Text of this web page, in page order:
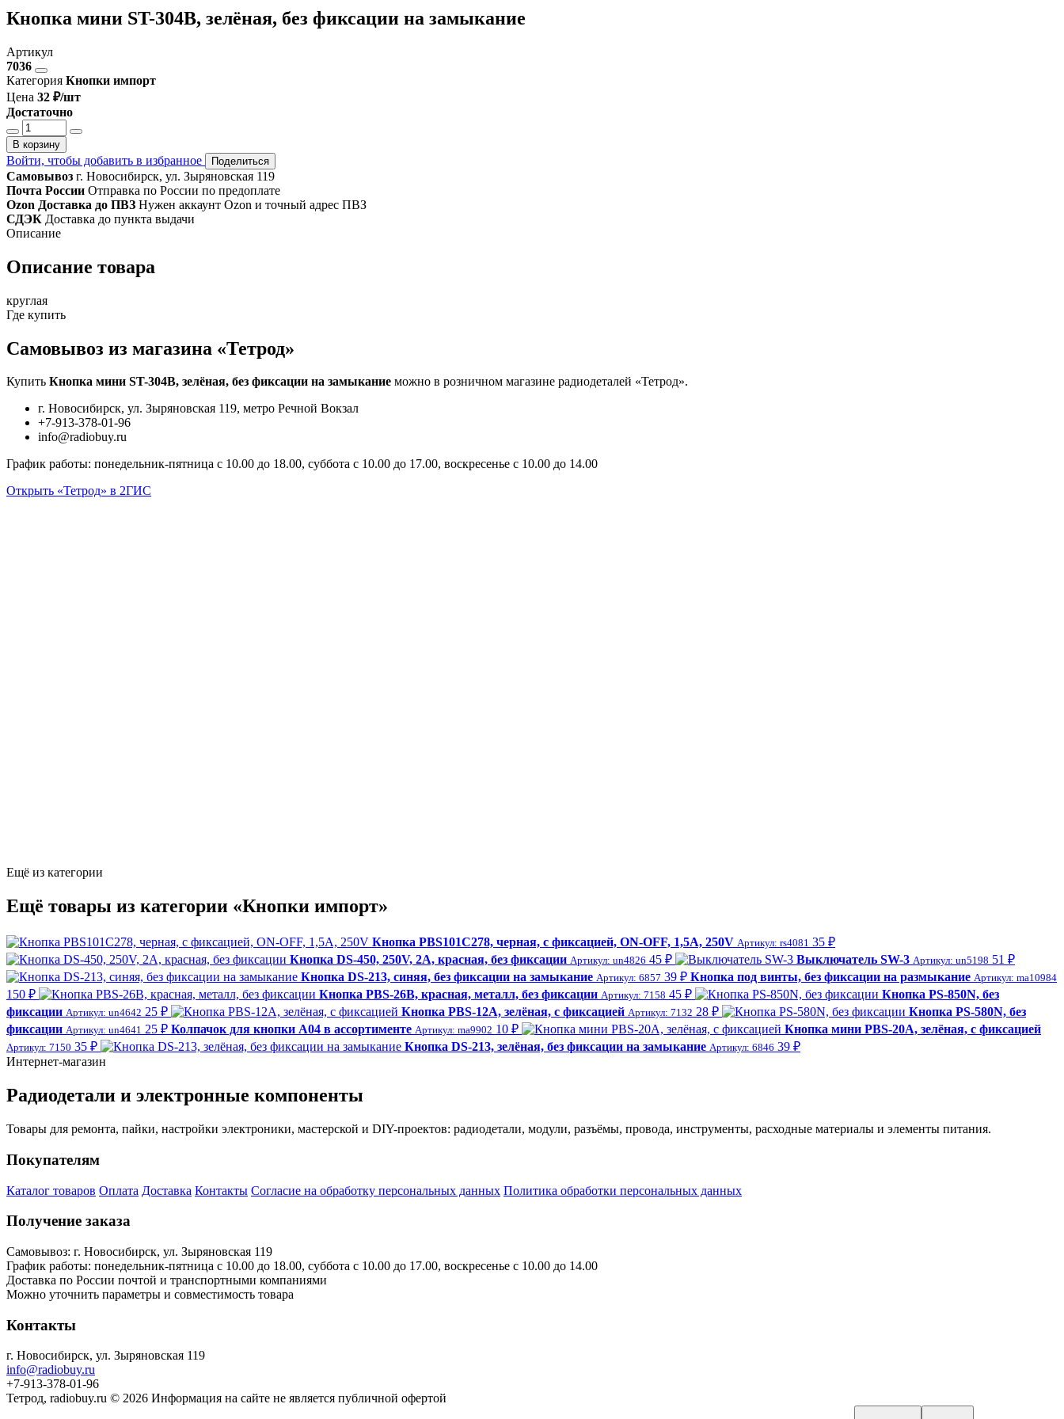
Кнопка мини ST-304B, зелёная, без фиксации на замыкание
Артикул
7036
Категория Кнопки импорт
Цена 32 ₽/шт
Достаточно
В корзину
Войти, чтобы добавить в избранное Поделиться
Самовывоз г. Новосибирск, ул. Зыряновская 119
Почта России Отправка по России по предоплате
Ozon Доставка до ПВЗ Нужен аккаунт Ozon и точный адрес ПВЗ
СДЭК Доставка до пункта выдачи
Описание
Описание товара
круглая
Где купить
Самовывоз из магазина «Тетрод»
Купить Кнопка мини ST-304B, зелёная, без фиксации на замыкание можно в розничном магазине радиодеталей «Тетрод».
г. Новосибирск, ул. Зыряновская 119, метро Речной Вокзал
+7-913-378-01-96
info@radiobuy.ru
График работы: понедельник-пятница с 10.00 до 18.00, суббота с 10.00 до 17.00, воскресенье с 10.00 до 14.00
Открыть «Тетрод» в 2ГИС
Ещё из категории
Ещё товары из категории «Кнопки импорт»
Кнопка PBS101C278, черная, с фиксацией, ON-OFF, 1,5А, 250V Артикул: rs4081 35 ₽
Кнопка DS-450, 250V, 2A, красная, без фиксации Артикул: un4826 45 ₽ Выключатель SW-3 Артикул: un5198 51 ₽
Кнопка DS-213, синяя, без фиксации на замыкание Артикул: 6857 39 ₽ Кнопка под винты, без фиксации на размыкание Артикул: ma10984
150 ₽ Кнопка PBS-26B, красная, металл, без фиксации Артикул: 7158 45 ₽
Кнопка PS-850N, без
фиксации Артикул: un4642 25 ₽ Кнопка PBS-12A, зелёная, с фиксацией Артикул: 7132 28 ₽
Кнопка PS-580N, без
фиксации Артикул: un4641 25 ₽ Колпачок для кнопки A04 в ассортименте Артикул: ma9902 10 ₽ Кнопка мини PBS-20A, зелёная, с фиксацией
Артикул: 7150 35 ₽ Кнопка DS-213, зелёная, без фиксации на замыкание Артикул: 6846 39 ₽
Интернет-магазин
Радиодетали и электронные компоненты
Товары для ремонта, пайки, настройки электроники, мастерской и DIY-проектов: радиодетали, модули, разъёмы, провода, инструменты, расходные материалы и элементы питания.
Покупателям
Каталог товаров Оплата Доставка Контакты Согласие на обработку персональных данных Политика обработки персональных данных
Получение заказа
Самовывоз: г. Новосибирск, ул. Зыряновская 119
График работы: понедельник-пятница с 10.00 до 18.00, суббота с 10.00 до 17.00, воскресенье с 10.00 до 14.00
Доставка по России почтой и транспортными компаниями
Можно уточнить параметры и совместимость товара
Контакты
г. Новосибирск, ул. Зыряновская 119
info@radiobuy.ru
+7-913-378-01-96
Тетрод, radiobuy.ru © 2026 Информация на сайте не является публичной офертой